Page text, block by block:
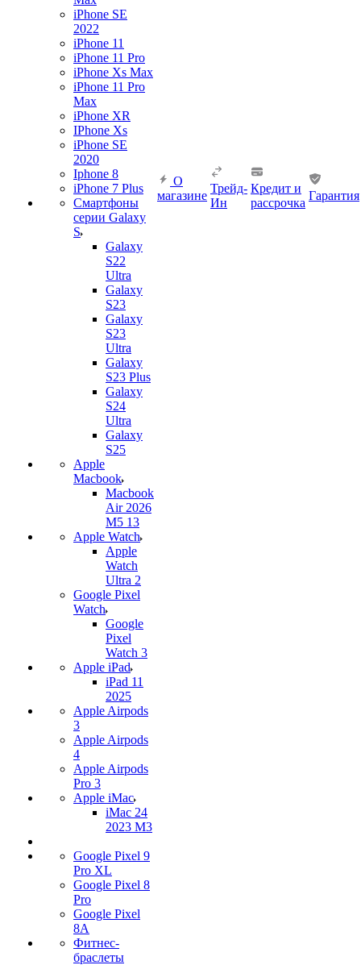
iPhone SE
2022
iPhone 11
iPhone 11 Pro
iPhone Xs Max
iPhone 11 Pro
Max
iPhone XR
IPhone Xs
iPhone SE
2020
Iphone 8
iPhone 7 Plus
Смартфоны
серии Galaxy
S
Galaxy
S22
Ultra
Galaxy
S23
Galaxy
S23
Ultra
Galaxy
S23 Plus
Galaxy
S24
Ultra
Galaxy
S25
Apple
Macbook
Macbook
Air 2026
M5 13
Apple Watch
Apple
Watch
Ultra 2
Google Pixel
Watch
Google
Pixel
Watch 3
Apple iPad
iPad 11
2025
Apple Airpods
3
Apple Airpods
4
Apple Airpods
Pro 3
Apple iMac
iMac 24
2023 M3
Google Pixel 9
Pro XL
Google Pixel 8
Pro
Google Pixel
8A
Фитнес-
браслеты
О
магазине
Трейд-
Ин
Кредит и
рассрочка
Гарантия